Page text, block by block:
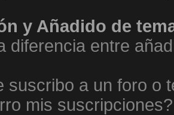
y Añadido de
diferencia entre
suscribo a un foro o
mis suscripciones?